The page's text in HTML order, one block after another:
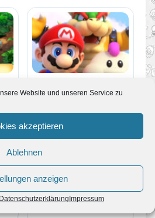
Website und unseren Service zu
akzeptieren
Ablehnen
anzeigen
Datenschutzerklärung Impressum
Komplettlösung
Pilz-Königreich